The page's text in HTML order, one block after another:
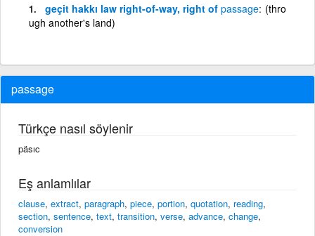
geçit hakkı law right-of-way, right of passage (thro
ugh another's land)
passage
Türkçe nasıl söylenir
päsıc
Eş anlamlılar
clause, extract, paragraph, piece, portion, quotation, reading,
section, sentence, text, transition, verse, advance, change,
conversion